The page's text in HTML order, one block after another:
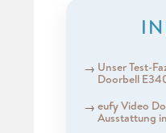
Unser Test-
Doorbell
eufy Video
Ausstattung